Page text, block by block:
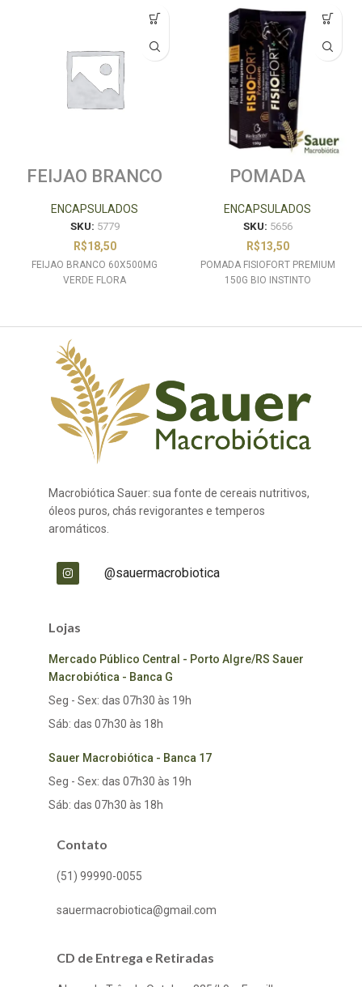
FEIJAO BRANCO
VERDE FLORA
ENCAPSULADOS
SKU: 5779
R$18,50
FEIJAO BRANCO 60X500MG
VERDE FLORA
POMADA
PREMIUM 150G
BIO INSTINTO
ENCAPSULADOS
SKU: 5656
R$13,50
POMADA FISIOFORT PREMIUM
150G BIO INSTINTO
Macrobiótica Sauer: sua fonte de cereais nutritivos,
óleos puros, chás revigorantes e temperos
aromáticos.
@sauermacrobiotica
Lojas
Mercado Público Central - Porto Algre/RS Sauer
Macrobiótica - Banca G
Seg - Sex: das 07h30 às 19h
Sáb: das 07h30 às 18h
Sauer Macrobiótica - Banca 17
Seg - Sex: das 07h30 às 19h
Sáb: das 07h30 às 18h
Contato
(51) 99990-0055
sauermacrobiotica@gmail.com
CD de Entrega e Retiradas